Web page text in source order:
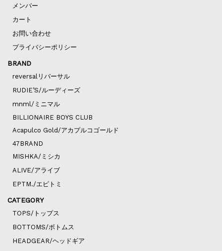
メンバー
カート
お問い合わせ
プライバシーポリシー
BRAND
reversalリバーサル
RUDIE’S/ルーディーズ
mnml/ミニマル
BILLIONAIRE BOYS CLUB
Acapulco Gold/アカプルコゴールド
47BRAND
MISHKA/ミシカ
ALIVE/アライブ
EPTM./エピトミ
CATEGORY
TOPS/トップス
BOTTOMS/ボトムス
HEADGEAR/ヘッドギア